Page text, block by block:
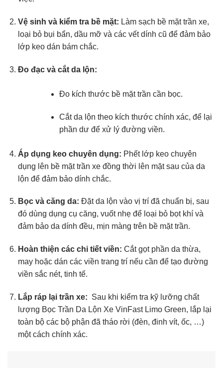
Vệ sinh và kiểm tra bề mặt: Làm sạch bề mặt trần xe,
loại bỏ bụi bẩn, dầu mỡ và các vết dính cũ để đảm bảo
lớp keo dán bám chắc.
Đo đạc và cắt da lộn:
Đo kích thước bề mặt trần cần bọc.
Cắt da lộn theo kích thước chính xác, để lại
phần dư để xử lý đường viền.
Áp dụng keo chuyên dụng: Phết lớp keo chuyên
dụng lên bề mặt trần xe đồng thời lên mặt sau của da
lộn để đảm bảo dính chắc.
Bọc và căng da: Đặt da lộn vào vị trí đã chuẩn bị, sau
đó dùng dụng cụ căng, vuốt nhẹ để loại bỏ bọt khí và
đảm bảo da dính đều, mịn màng trên bề mặt trần.
Hoàn thiện các chi tiết viền: Cắt gọt phần da thừa,
may hoặc dán các viền trang trí nếu cần để tạo đường
viền sắc nét, tinh tế.
Lắp ráp lại trần xe: Sau khi kiểm tra kỹ lưỡng chất
lượng Bọc Trần Da Lộn Xe VinFast Limo Green, lắp lại
toàn bộ các bộ phận đã tháo rời (đèn, đinh vít, ốc, …)
một cách chính xác.